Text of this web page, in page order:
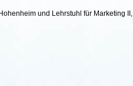
und Lehrstuhl für Marketing II,